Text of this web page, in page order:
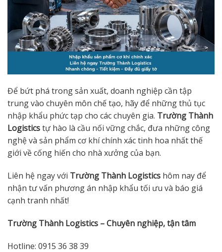
Để bứt phá trong sản xuất, doanh nghiệp cần tập
trung vào chuyên môn chế tạo, hãy để những thủ tục
nhập khẩu phức tạp cho các chuyên gia. Trường Thành
Logisticstự hào là cầu nối vững chắc, đưa những công
nghệ và sản phẩm cơ khí chính xác tinh hoa nhất thế
giới về cống hiến cho nhà xưởng của bạn.
Liên hệ ngay với Trường Thành Logistics hôm nay để
nhận tư vấn phương án nhập khẩu tối ưu và báo giá
cạnh tranh nhất!
Trường Thành Logistics – Chuyên nghiệp, tận tâm
Hotline: 0915 36 38 39